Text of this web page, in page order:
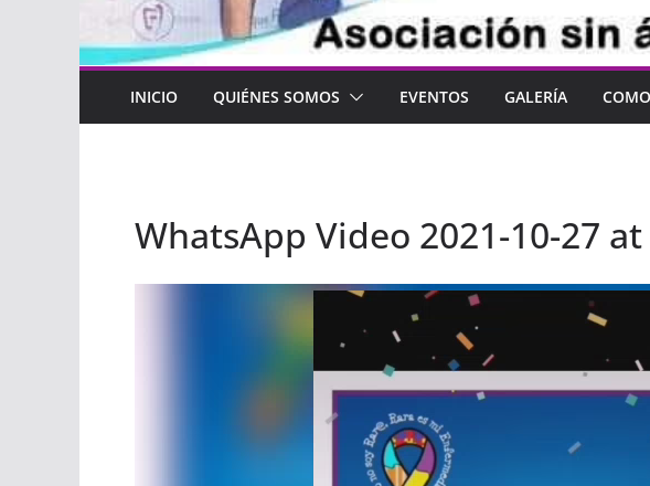
INICIO QUIÉNES SOMOS EVENTOS GALERÍA
WhatsApp Video 2021-10-27